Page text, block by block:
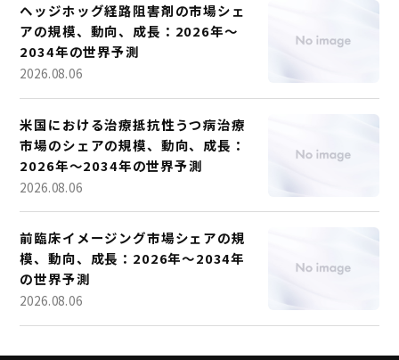
ヘッジホッグ経路阻害剤の市場シェ
アの規模、動向、成長：2026年～
2034年の世界予測
2026.08.06
米国における治療抵抗性うつ病治療
市場のシェアの規模、動向、成長：
2026年～2034年の世界予測
2026.08.06
前臨床イメージング市場シェアの規
模、動向、成長：2026年～2034年
の世界予測
2026.08.06